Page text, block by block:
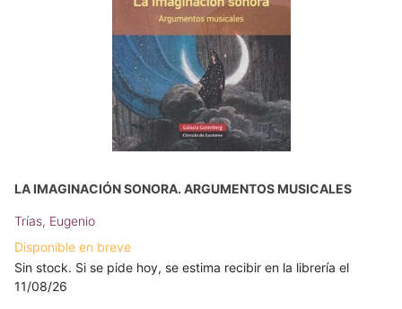
LA IMAGINACIÓN SONORA. ARGUMENTOS MUSICALES
Trías, Eugenio
Disponible en breve
Sin stock. Si se pide hoy, se estima recibir en la librería el
11/08/26